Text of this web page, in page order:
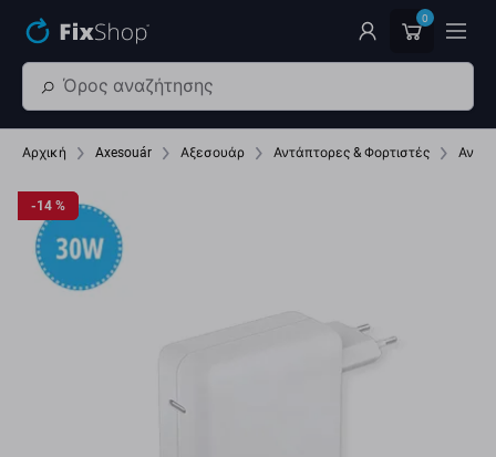
0
Αρχική Axesouár Αξεσουάρ Αντάπτορες & Φορτιστές
-14 %
-14 %